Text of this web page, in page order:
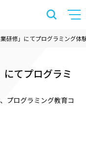
研修」にてプログラミング体
てプログラミ
プログラミング教育コ